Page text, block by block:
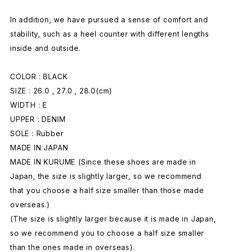
In addition, we have pursued a sense of comfort and
stability, such as a heel counter with different lengths
inside and outside.
COLOR : BLACK
SIZE : 26.0 , 27.0 , 28.0(cm)
WIDTH : E
UPPER : DENIM
SOLE : Rubber
MADE IN JAPAN
MADE IN KURUME (Since these shoes are made in
Japan, the size is slightly larger, so we recommend
that you choose a half size smaller than those made
overseas.)
(The size is slightly larger because it is made in Japan,
so we recommend you to choose a half size smaller
than the ones made in overseas).